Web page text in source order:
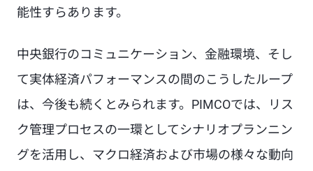
能性すらあります。
中央銀行のコミュニケーション、金融環境、そし
て実体経済パフォーマンスの間のこうしたループ
は、今後も続くとみられます。PIMCOでは、リス
ク管理プロセスの一環としてシナリオプランニン
グを活用し、マクロ経済および市場の様々な動向